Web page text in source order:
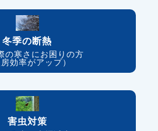
冬季の断熱
の寒さにお困りの方
房効率がアップ）
害虫対策